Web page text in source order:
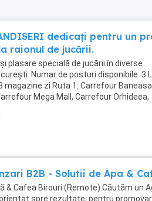
dedicați pentru un
raionul de jucării.
plasare specială de jucării în diverse
Numar de posturi disponibile: 3
magazine zi Ruta 1: Carrefour
Mega Mall, Carrefour Orhideea,
...
B2B - Solutii de Apa &
& Cafea Birouri (Remote) Căutăm un
spre rezultate, pentru